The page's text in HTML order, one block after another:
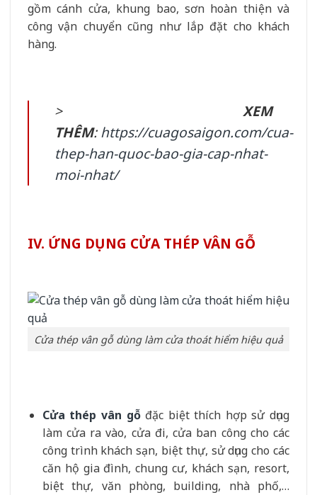
gồm cánh cửa, khung bao, sơn hoàn thiện và
công vận chuyển cũng như lắp đặt cho khách
hàng.
> XEM
THÊM:https://cuagosaigon.com/cua-
thep-han-quoc-bao-gia-cap-nhat-
moi-nhat/
IV. ỨNG DỤNG CỬA THÉP VÂN GỖ
Cửa thép vân gỗ dùng làm cửa thoát hiểm hiệu quả
Cửa thép vân gỗđặc biệt thích hợp sử dụng
làm cửa ra vào, cửa đi, cửa ban công cho các
công trình khách sạn, biệt thự, sử dụng cho các
căn hộ gia đình, chung cư, khách sạn, resort,
biệt thự, văn phòng, building, nhà phố,…